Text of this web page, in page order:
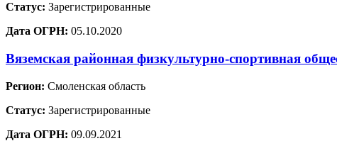
Статус: Зарегистрированные
Дата ОГРН: 05.10.2020
Вяземская районная физкультурно-спортивная
Регион: Смоленская область
Статус: Зарегистрированные
Дата ОГРН: 09.09.2021